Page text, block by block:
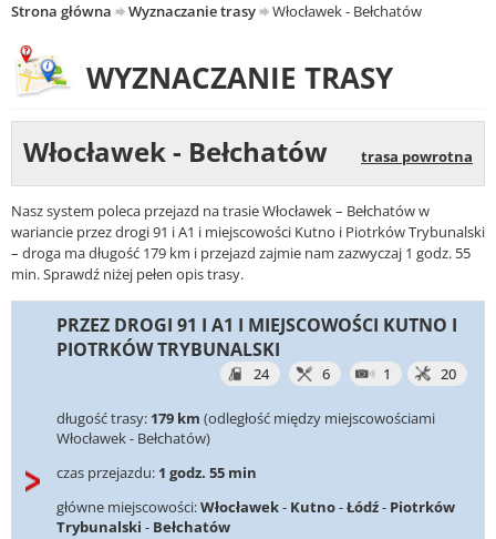
Strona główna Wyznaczanie trasy Włocławek - Bełchatów
WYZNACZANIE TRASY
Włocławek - Bełchatów trasa powrotna
Nasz system poleca przejazd na trasie Włocławek – Bełchatów w
wariancie przez drogi 91 i A1 i miejscowości Kutno i Piotrków Trybunalski
– droga ma długość 179 km i przejazd zajmie nam zazwyczaj 1 godz. 55
min. Sprawdź niżej pełen opis trasy.
PRZEZ DROGI 91 I A1 I MIEJSCOWOŚCI KUTNO I
PIOTRKÓW TRYBUNALSKI
24 6 1 20
długość trasy: 179 km (odległość między miejscowościami
Włocławek - Bełchatów)
czas przejazdu: 1 godz. 55 min
główne miejscowości:Włocławek- Kutno-Łódź- Piotrków
Trybunalski - Bełchatów